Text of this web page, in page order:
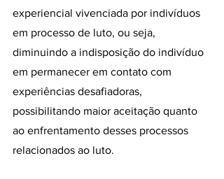
experiencial vivenciada por indivíduos
em processo de luto, ou seja,
diminuindo a indisposição do indivíduo
em permanecer em contato com
experiências desafiadoras,
possibilitando maior aceitação quanto
ao enfrentamento desses processos
relacionados ao luto.